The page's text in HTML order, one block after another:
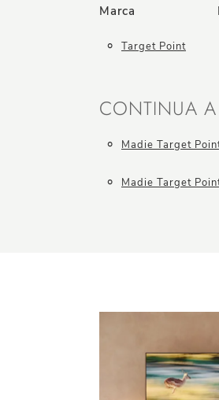
Marca
Target Point
CONTINUA
Madie Target
Madie Target